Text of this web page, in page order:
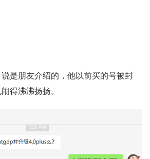
是朋友介绍的，他以前买的号被封
得沸沸扬扬。